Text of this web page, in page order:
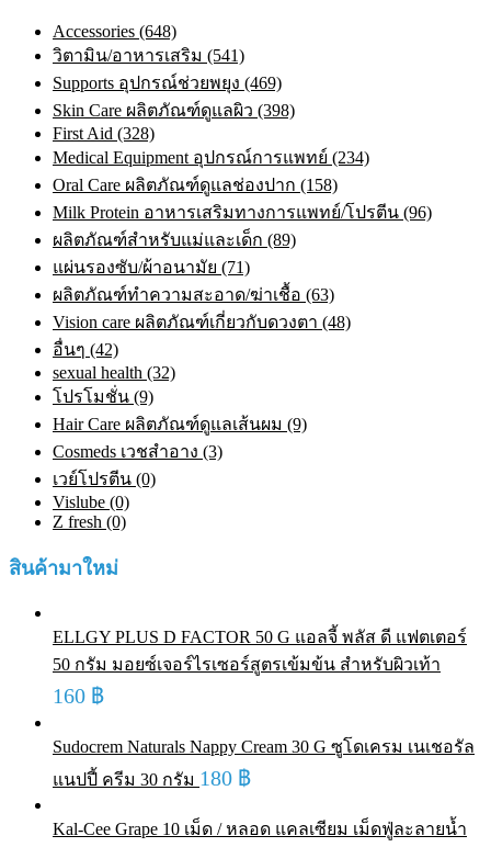
Accessories (648)
วิตามิน/อาหารเสริม (541)
Supports อุปกรณ์ช่วยพยุง (469)
Skin Care ผลิตภัณฑ์ดูแลผิว (398)
First Aid (328)
Medical Equipment อุปกรณ์การแพทย์ (234)
Oral Care ผลิตภัณฑ์ดูแลช่องปาก (158)
Milk Protein อาหารเสริมทางการแพทย์/โปรตีน (96)
ผลิตภัณฑ์สำหรับแม่และเด็ก (89)
แผ่นรองซับ/ผ้าอนามัย (71)
ผลิตภัณฑ์ทําความสะอาด/ฆ่าเชื้อ (63)
Vision care ผลิตภัณฑ์เกี่ยวกับดวงตา (48)
อื่นๆ (42)
sexual health (32)
โปรโมชั่น (9)
Hair Care ผลิตภัณฑ์ดูแลเส้นผม (9)
Cosmeds เวชสําอาง (3)
เวย์โปรตีน (0)
Vislube (0)
Z fresh (0)
สินค้ามาใหม่
ELLGY PLUS D FACTOR 50 G แอลจี้ พลัส ดี แฟตเตอร์
50 กรัม มอยซ์เจอร์ไรเซอร์สูตรเข้มข้น สำหรับผิวเท้า
160 ฿
Sudocrem Naturals Nappy Cream 30 G ซูโดเครม เนเชอรัล
แนปปี้ ครีม 30 กรัม 180 ฿
Kal-Cee Grape 10 เม็ด / หลอด แคลเซียม เม็ดฟู่ละลายน้ำ